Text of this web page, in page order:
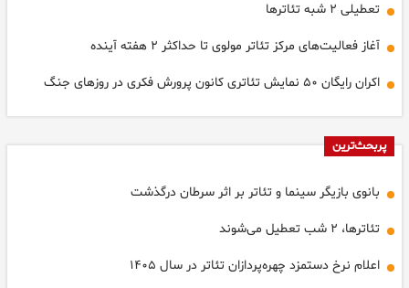
تعطیلی ۲ شبه تئاترها
آغاز فعالیت‌های مرکز تئاتر مولوی تا حداکثر ۲ هفته آینده
اکران رایگان ۵۰ نمایش تئاتری کانون پرورش فکری در روزهای جنگ
پربحث‌ترین
بانوی بازیگر سینما و تئاتر بر اثر سرطان درگذشت
تئاترها، ٢ شب تعطیل می‌شوند
اعلام نرخ دستمزد چهره‌پردازان تئاتر در سال ۱۴۰۵